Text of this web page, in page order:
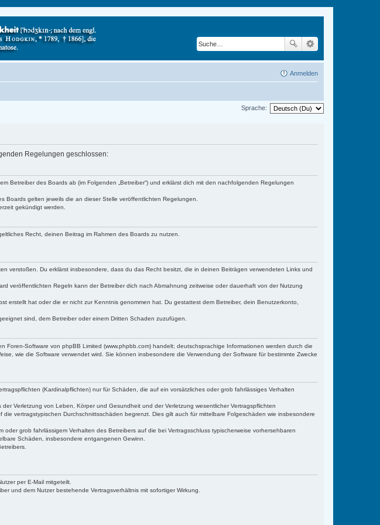
Anmelden
Sprache:
Regelungen geschlossen:
Betreiber des Boards ab (im Folgenden „Betreiber“) und erklärst dich mit den nachfolgenden Regelungen
gelten jeweils die an dieser Stelle veröffentlichten Regelungen.
gekündigt werden.
Recht, deinen Beitrag im Rahmen des Boards zu nutzen.
verstoßen. Du erklärst insbesondere, dass du das Recht besitzt, die in deinen Beiträgen verwendeten Links und
veröffentlichten Regeln kann der Betreiber dich nach Abmahnung zeitweise oder dauerhaft von der Nutzung
erstellt hat oder die er nicht zur Kenntnis genommen hat. Du gestattest dem Betreiber, dein Benutzerkonto,
sind, dem Betreiber oder einem Dritten Schaden zuzufügen.
Foren-Software von phpBB Limited (www.phpbb.com) handelt; deutschsprachige Informationen werden durch die
wie die Software verwendet wird. Sie können insbesondere die Verwendung der Software für bestimmte Zwecke
(Kardinalpflichten) nur für Schäden, die auf ein vorsätzliches oder grob fahrlässiges Verhalten
Verletzung von Leben, Körper und Gesundheit und der Verletzung wesentlicher Vertragspflichten
vertragstypischen Durchschnittsschäden begrenzt. Dies gilt auch für mittelbare Folgeschäden wie insbesondere
grob fahrlässigem Verhalten des Betreibers auf die bei Vertragsschluss typischerweise vorhersehbaren
Schäden, insbesondere entgangenen Gewinn.
per E-Mail mitgeteilt.
und dem Nutzer bestehende Vertragsverhältnis mit sofortiger Wirkung.